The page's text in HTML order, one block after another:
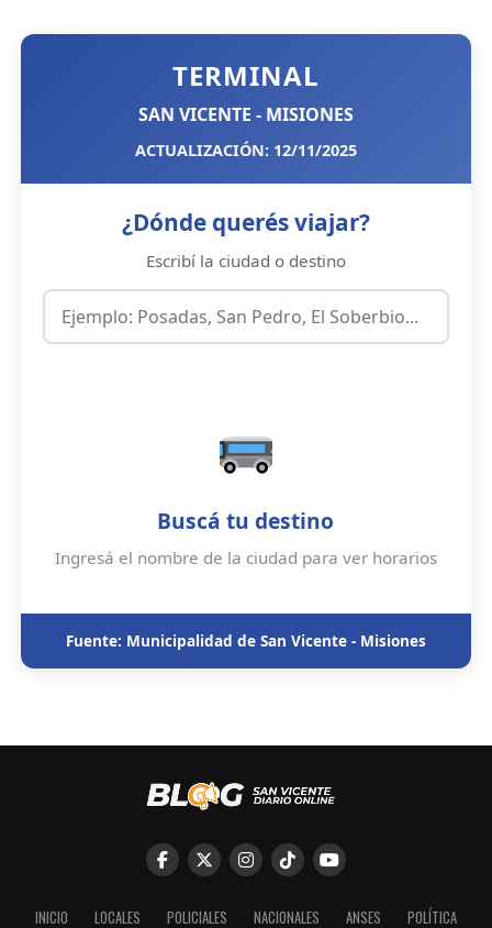
TERMINAL
SAN VICENTE - MISIONES
ACTUALIZACIÓN: 12/11/2025
¿Dónde querés viajar?
Escribí la ciudad o destino
Buscá tu destino
Ingresá el nombre de la ciudad para ver horarios
Fuente: Municipalidad de San Vicente - Misiones
INICIO LOCALES POLICIALES NACIONALES ANSES POLÍTICA